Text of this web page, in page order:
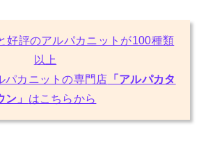
好評のアルパカニットが100種類
以上
パカニットの専門店 「アルパカタ
ン」 はこちらから